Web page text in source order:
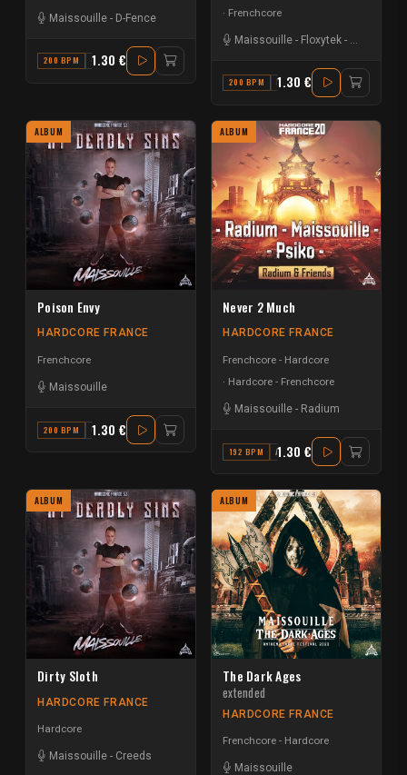
Maissouille - D-Fence
200 BPM G1.30 €
Frenchcore
Maissouille - Floxytek -
200 BPM D1.30 €
ALBUM
Poison Envy
HARDCORE FRANCE
Frenchcore
Maissouille
200 BPM G# MINOR
1.30 €
ALBUM
Never 2 Much
HARDCORE FRANCE
Frenchcore - Hardcore
Hardcore - Frenchcore
Maissouille - Radium
192 BPM A MAJOR
1.30 €
ALBUM
Dirty Sloth
HARDCORE FRANCE
Hardcore
Maissouille - Creeds
ALBUM
The Dark Ages
extended
HARDCORE FRANCE
Frenchcore - Hardcore
Maissouille